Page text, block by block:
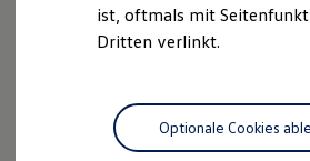
Software Updates
Service und Ersatzteile
Motorenöl und
Räder und Reifen
Pannen- und Unfallhilfe
abzgl. ID. Kaufprämie
ist, oftmals mit
Dritten verlinkt.
Optionale Cookies